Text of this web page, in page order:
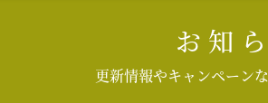
お知
更新情報やキャンペーン